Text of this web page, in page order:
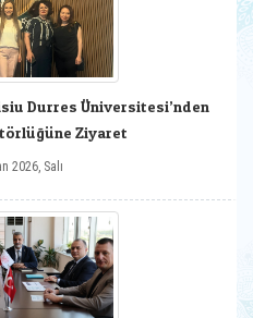
Durres Üniversitesi’nden
Ziyaret
2026, Salı